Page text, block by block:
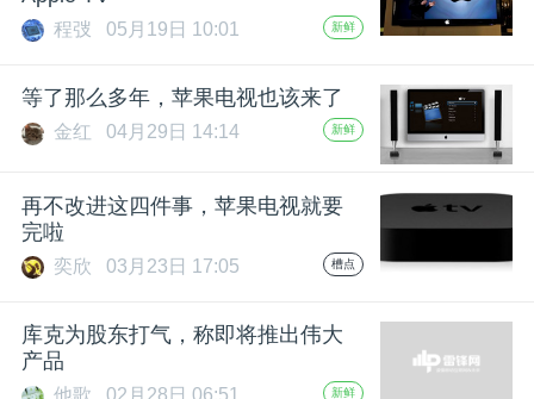
动
中
GAIR
专
程弢 05月19日 10:01 新鲜
等了那么多年，苹果电视也该来了
金红 04月29日 14:14 新鲜
再不改进这四件事，苹果电视就要
完啦
奕欣 03月23日 17:05 槽点
库克为股东打气，称即将推出伟大
产品
新鲜